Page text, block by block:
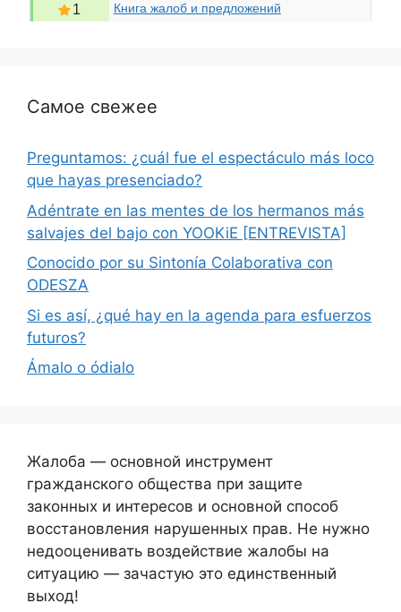
1 Книга жалоб и предложений
Самое свежее
Preguntamos: ¿cuál fue el espectáculo más loco
que hayas presenciado?
Adéntrate en las mentes de los hermanos más
salvajes del bajo con YOOKiE [ENTREVISTA]
Conocido por su Sintonía Colaborativa con
ODESZA
Si es así, ¿qué hay en la agenda para esfuerzos
futuros?
Ámalo o ódialo
Жалоба — основной инструмент
гражданского общества при защите
законных и интересов и основной способ
восстановления нарушенных прав. Не нужно
недооценивать воздействие жалобы на
ситуацию — зачастую это единственный
выход!